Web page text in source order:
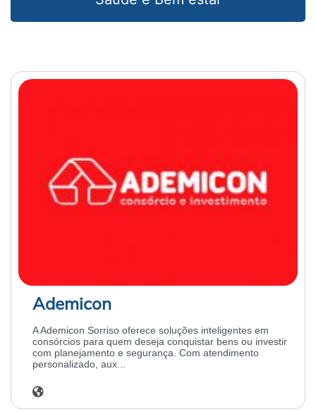
Ademicon
A Ademicon Sorriso oferece soluções inteligentes em
consórcios para quem deseja conquistar bens ou investir
com planejamento e segurança. Com atendimento
personalizado, aux...